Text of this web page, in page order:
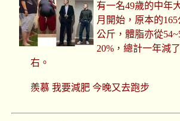
有一名49歲的中年
月開始，原本的
公斤，體脂亦從
20%，總計一年減
右。
羨慕 我要減肥 今晚又去跑步